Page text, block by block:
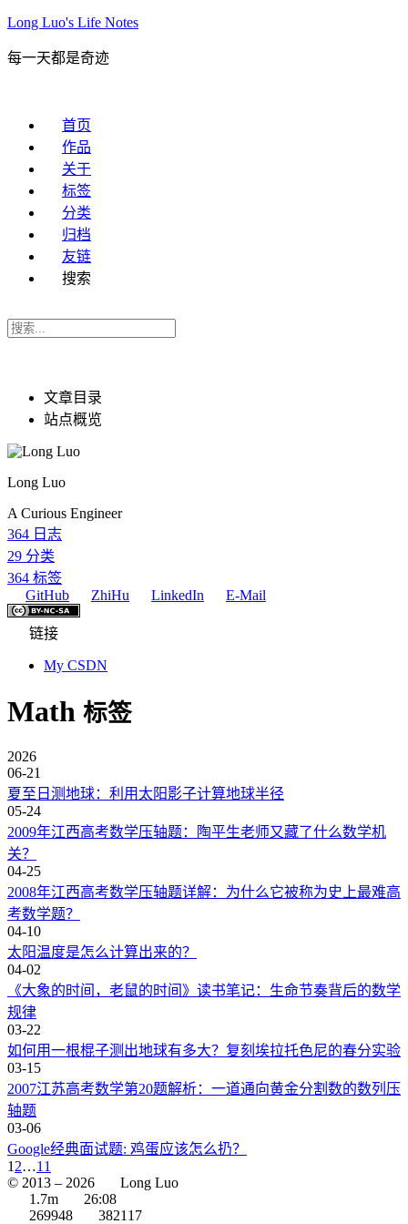
Long Luo's Life Notes
每一天都是奇迹
首页
作品
关于
标签
分类
归档
友链
搜索
文章目录
站点概览
Long Luo
A Curious Engineer
364 日志
29 分类
364 标签
GitHub
ZhiHu LinkedIn E-Mail
链接
My CSDN
Math 标签
2026
06-21
夏至日测地球：利用太阳影子计算地球半径
05-24
2009年江西高考数学压轴题：陶平生老师又藏了什么数学机
关？
04-25
2008年江西高考数学压轴题详解：为什么它被称为史上最难高
考数学题？
04-10
太阳温度是怎么计算出来的？
04-02
《大象的时间，老鼠的时间》读书笔记：生命节奏背后的数学
规律
03-22
如何用一根棍子测出地球有多大？复刻埃拉托色尼的春分实验
03-15
2007江苏高考数学第20题解析：一道通向黄金分割数的数列压
轴题
03-06
Google经典面试题: 鸡蛋应该怎么扔？
1 2…11
© 2013 – 2026
Long Luo
1.7m
26:08
269948
382117